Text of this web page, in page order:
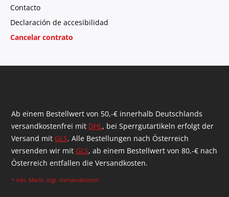
Contacto
Declaración de accesibilidad
Cancelar contrato
Ab einem Bestellwert von 50,-€ innerhalb Deutschlands
versandkostenfrei mit DHL, bei Sperrgutartikeln erfolgt der
Versand mit GLS. Alle Bestellungen nach Österreich
versenden wir mit GLS, ab einem Bestellwert von 80,-€ nach
Österreich entfallen die Versandkosten.
* inkl. MwSt. zzgl. Versandkosten